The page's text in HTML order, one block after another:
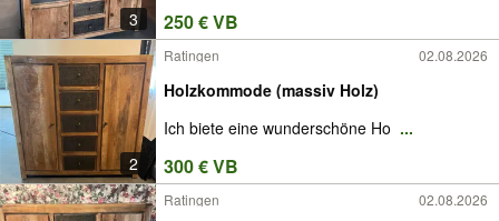
3 250 € VB
2
Ratingen 02.08.2026
Holzkommode (massiv Holz)
Ich biete eine wunderschöne Ho ...
300 € VB
Ratingen 02.08.2026